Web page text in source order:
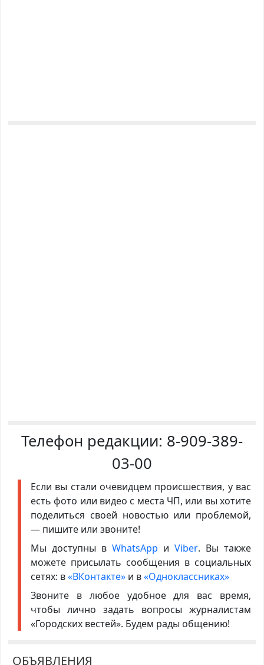
Телефон редакции: 8-909-389-
03-00
Если вы стали очевидцем происшествия, у вас
есть фото или видео с места ЧП, или вы хотите
поделиться своей новостью или проблемой,
— пишите или звоните!
Мы доступны в WhatsApp иViber. Вы также
можете присылать сообщения в социальных
сетях: в«ВКонтакте»и в«Одноклассниках»
Звоните в любое удобное для вас время,
чтобы лично задать вопросы журналистам
«Городских вестей». Будем рады общению!
ОБЪЯВЛЕНИЯ